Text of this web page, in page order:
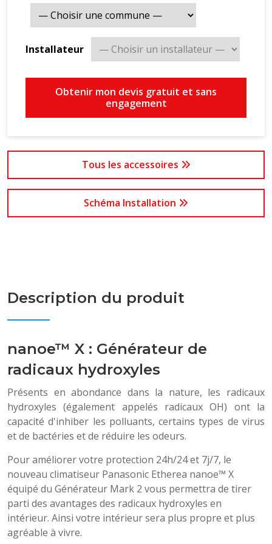
33,5x950x950 / 5 kg
Dimensions de l'unité extérieure / Poids net (HxLxP
Débit d'air unité intérieure : 22 m³/min
Débit d'air unité extérieure : 45,9 m³/min
Installateur
Obtenir mon devis gratuit et sans
engagement
Tous les accessoires
Schéma Installation
Description du produit
nanoe™ X : Générateur de
radicaux hydroxyles
Présents en abondance dans la nature, les radicaux
hydroxyles (également appelés radicaux OH) ont la
capacité d'inhiber les polluants, certains types de virus
et de bactéries et de réduire les odeurs.
Pour améliorer votre protection 24h/24 et 7j/7, le
nouveau climatiseur Panasonic Etherea nanoe™ X
équipé du Générateur Mark 2 vous permettra de tirer
parti des avantages des radicaux hydroxyles en
intérieur. Ainsi votre intérieur sera plus propre et plus
agréable à vivre.